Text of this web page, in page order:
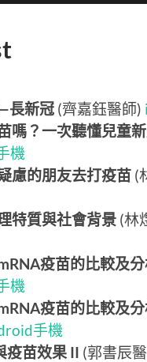
長新冠 (齊嘉鈺醫師)
嗎？一次聽懂兒童
機
慮的朋友去打疫苗 (
特質與社會背景 (林
疫苗的比較及分
機
疫苗的比較及分
手機
疫苗效果 II (郭書辰